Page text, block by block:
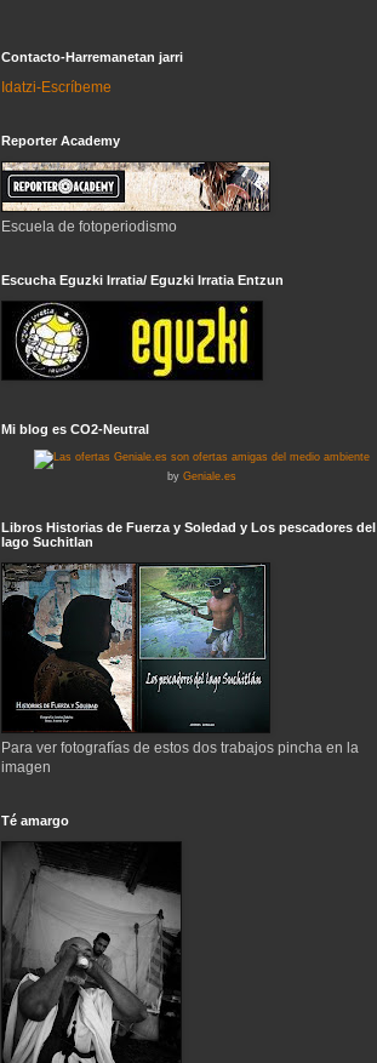
Contacto-Harremanetan jarri
Idatzi-Escríbeme
Reporter Academy
Escuela de fotoperiodismo
Escucha Eguzki Irratia/ Eguzki Irratia Entzun
Mi blog es CO2-Neutral
by Geniale.es
Libros Historias de Fuerza y Soledad y Los pescadores del
lago Suchitlan
Para ver fotografías de estos dos trabajos pincha en la
imagen
Té amargo